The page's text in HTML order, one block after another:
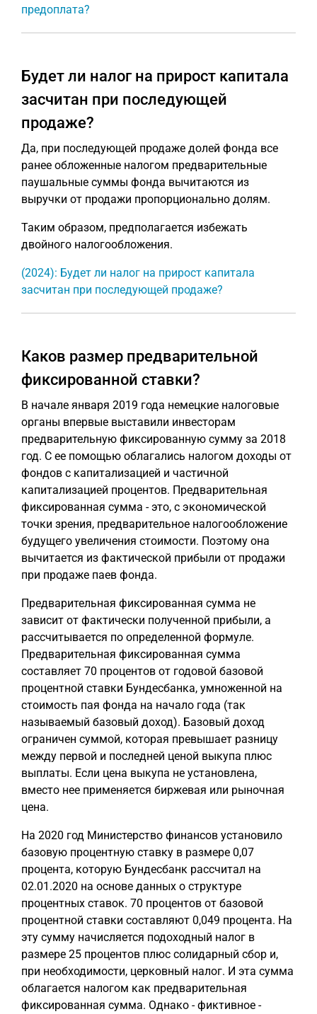
предоплата?
Будет ли налог на прирост капитала
засчитан при последующей
продаже?
Да, при последующей продаже долей фонда все
ранее обложенные налогом предварительные
паушальные суммы фонда вычитаются из
выручки от продажи пропорционально долям.
Таким образом, предполагается избежать
двойного налогообложения.
(2024): Будет ли налог на прирост капитала
засчитан при последующей продаже?
Каков размер предварительной
фиксированной ставки?
В начале января 2019 года немецкие налоговые
органы впервые выставили инвесторам
предварительную фиксированную сумму за 2018
год. С ее помощью облагались налогом доходы от
фондов с капитализацией и частичной
капитализацией процентов. Предварительная
фиксированная сумма - это, с экономической
точки зрения, предварительное налогообложение
будущего увеличения стоимости. Поэтому она
вычитается из фактической прибыли от продажи
при продаже паев фонда.
Предварительная фиксированная сумма не
зависит от фактически полученной прибыли, а
рассчитывается по определенной формуле.
Предварительная фиксированная сумма
составляет 70 процентов от годовой базовой
процентной ставки Бундесбанка, умноженной на
стоимость пая фонда на начало года (так
называемый базовый доход). Базовый доход
ограничен суммой, которая превышает разницу
между первой и последней ценой выкупа плюс
выплаты. Если цена выкупа не установлена,
вместо нее применяется биржевая или рыночная
цена.
На 2020 год Министерство финансов установило
базовую процентную ставку в размере 0,07
процента, которую Бундесбанк рассчитал на
02.01.2020 на основе данных о структуре
процентных ставок. 70 процентов от базовой
процентной ставки составляют 0,049 процента. На
эту сумму начисляется подоходный налог в
размере 25 процентов плюс солидарный сбор и,
при необходимости, церковный налог. И эта сумма
облагается налогом как предварительная
фиксированная сумма. Однако - фиктивное -